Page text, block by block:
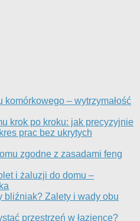
komórkowego – wytrzymałość
krok po kroku: jak precyzyjnie
prac bez ukrytych
zgodne z zasadami feng
i żaluzji do domu –
bliźniak? Zalety i wady obu
przestrzeń w łazience?